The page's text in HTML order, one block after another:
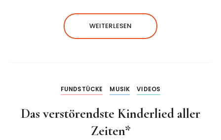
WEITERLESEN
FUNDSTÜCKE MUSIK VIDEOS
Das verstörendste Kinderlied aller
Zeiten*